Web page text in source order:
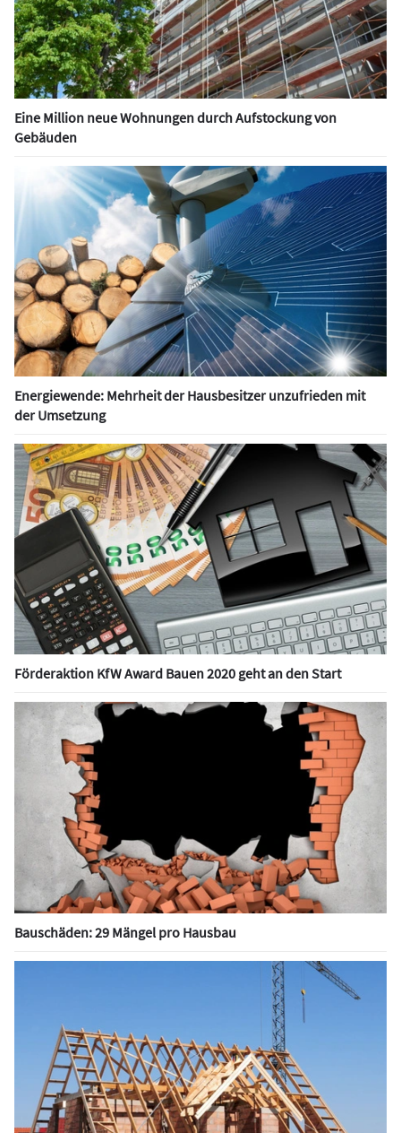
Eine Million neue Wohnungen durch Aufstockung von
Gebäuden
Energiewende: Mehrheit der Hausbesitzer unzufrieden mit
der Umsetzung
Förderaktion KfW Award Bauen 2020 geht an den Start
Bauschäden: 29 Mängel pro Hausbau